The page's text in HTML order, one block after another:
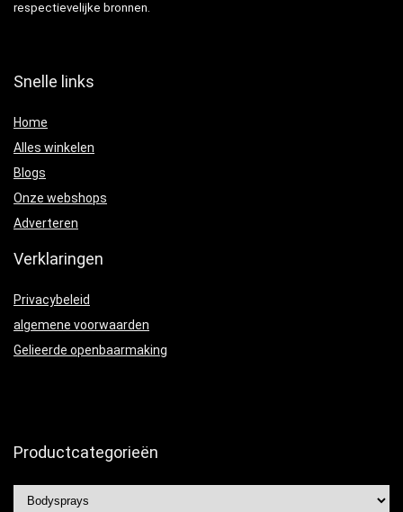
respectievelijke bronnen.
Snelle links
Home
Alles winkelen
Blogs
Onze webshops
Adverteren
Verklaringen
Privacybeleid
algemene voorwaarden
Gelieerde openbaarmaking
Productcategorieën